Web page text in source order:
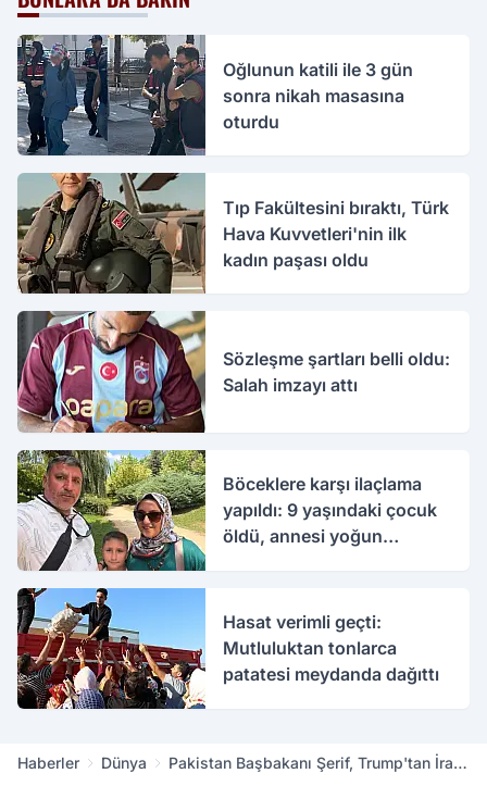
Oğlunun katili ile 3 gün
sonra nikah masasına
oturdu
Tıp Fakültesini bıraktı, Türk
Hava Kuvvetleri'nin ilk
kadın paşası oldu
Sözleşme şartları belli oldu:
Salah imzayı attı
Böceklere karşı ilaçlama
yapıldı: 9 yaşındaki çocuk
öldü, annesi yoğun
Hasat verimli geçti:
Mutluluktan tonlarca
patatesi meydanda dağıttı
Haberler Dünya
Pakistan Başbakanı Şerif, Trump'tan İran